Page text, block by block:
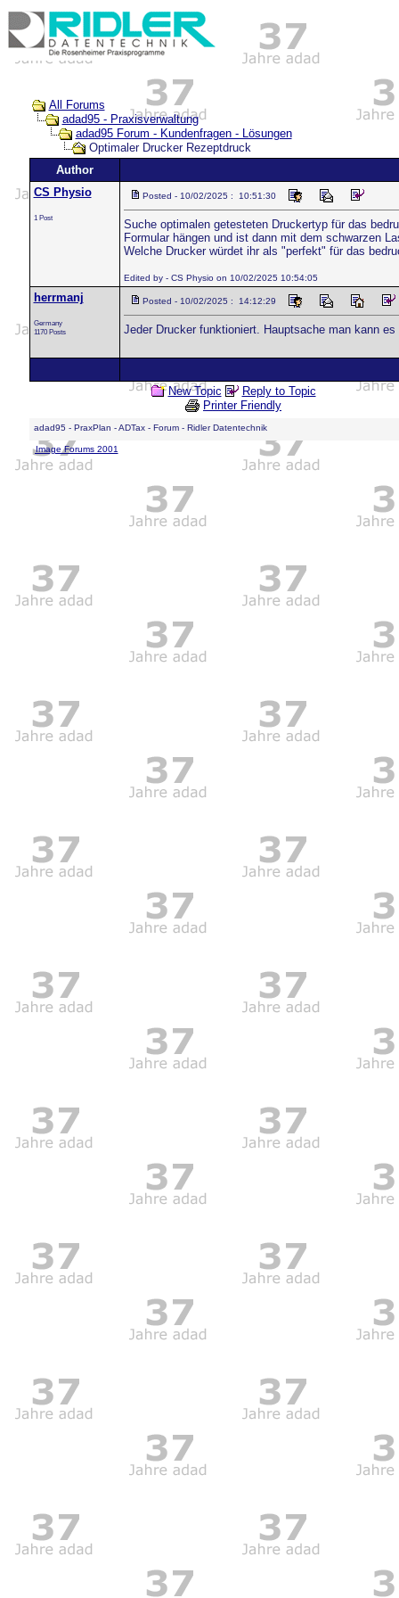
All Forums
adad95 - Praxisverwaltung
adad95 Forum - Kundenfragen - Lösungen
Optimaler Drucker Rezeptdruck
Author
CS Physio
1 Post
Posted - 10/02/2025 : 10:51:30
Suche optimalen getesteten Druckertyp für das
Formular hängen und ist dann mit dem schwarzen
Welche Drucker würdet ihr als "perfekt" für das
Edited by - CS Physio on 10/02/2025 10:54:05
herrmanj
Germany
1170 Posts
Posted - 10/02/2025 : 14:12:29
Jeder Drucker funktioniert. Hauptsache man kann es
New Topic
Reply to Topic
Printer Friendly
adad95 - PraxPlan - ADTax - Forum - Ridler Datentechnik
Image Forums 2001